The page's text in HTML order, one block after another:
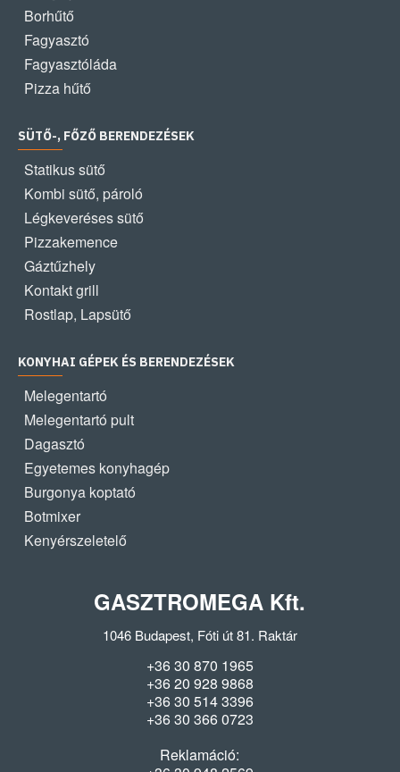
Borhűtő
Fagyasztó
Fagyasztóláda
Pizza hűtő
SÜTŐ-, FŐZŐ BERENDEZÉSEK
Statikus sütő
Kombi sütő, pároló
Légkeveréses sütő
Pizzakemence
Gáztűzhely
Kontakt grill
Rostlap, Lapsütő
KONYHAI GÉPEK ÉS BERENDEZÉSEK
Melegentartó
Melegentartó pult
Dagasztó
Egyetemes konyhagép
Burgonya koptató
Botmixer
Kenyérszeletelő
GASZTROMEGA Kft.
1046 Budapest, Fóti út 81. Raktár
+36 30 870 1965
+36 20 928 9868
+36 30 514 3396
+36 30 366 0723
Reklamáció: